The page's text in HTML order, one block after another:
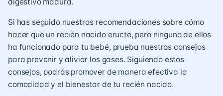
digestivo madura.
Si has seguido nuestras recomendaciones sobre cómo
hacer que un recién nacido eructe, pero ninguno de ellos
ha funcionado para tu bebé, prueba nuestros consejos
para prevenir y aliviar los gases. Siguiendo estos
consejos, podrás promover de manera efectiva la
comodidad y el bienestar de tu recién nacido.